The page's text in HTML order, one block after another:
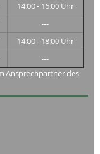
14:00 - 16:00 Uhr
---
14:00 - 18:00 Uhr
---
Ansprechpartner des